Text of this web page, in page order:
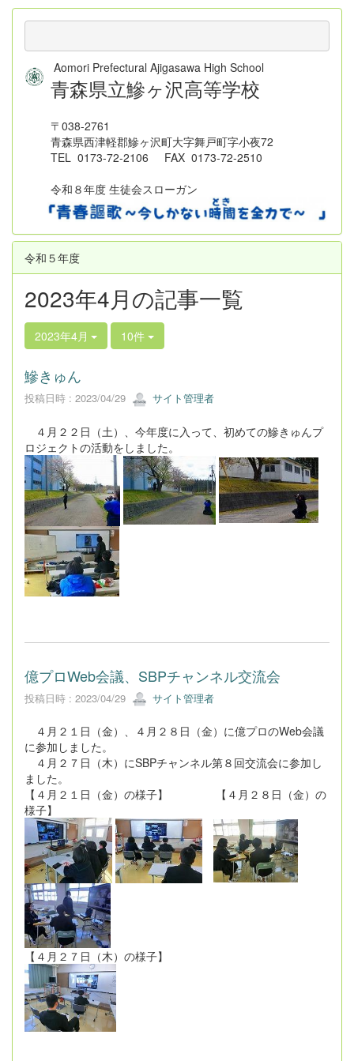
Aomori Prefectural Ajigasawa High School
青森県立鰺ヶ沢高等学校
〒038-2761
青森県西津軽郡鰺ヶ沢町大字舞戸町字小夜72
TEL 0173-72-2106 FAX 0173-72-2510
令和８年度 生徒会スローガン
令和５年度
2023年4月の記事一覧
2023年4月 10件
鰺きゅん
投稿日時 : 2023/04/29 サイト管理者
４月２２日（土）、今年度に入って、初めての鰺きゅんプ
ロジェクトの活動をしました。
億プロWeb会議、SBPチャンネル交流会
投稿日時 : 2023/04/29 サイト管理者
４月２１日（金）、４月２８日（金）に億プロのWeb会議
に参加しました。
４月２７日（木）にSBPチャンネル第８回交流会に参加し
ました。
【４月２１日（金）の様子】 【４月２８日（金）の
様子】
【４月２７日（木）の様子】